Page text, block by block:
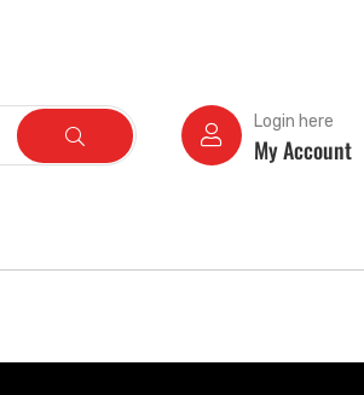
Login here
My Account